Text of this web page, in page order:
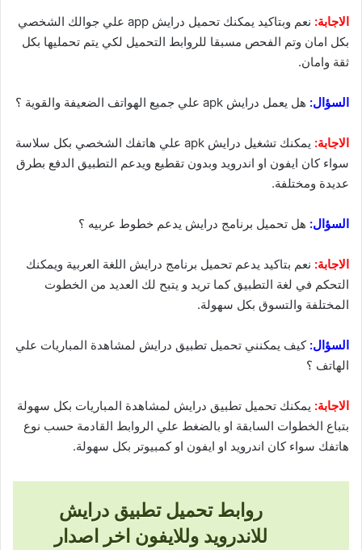
الاجابة:
نعم وبتاكيد يمكنك تحميل درايش app علي جوالك الشخصي
بكل امان وتم الفحص مسبقا للروابط التحميل لكي يتم تحمليها بكل
ثقة وامان.
السؤال: هل يعمل درايش apk علي جميع الهواتف الضعيفة والقوية ؟
الاجابة:
يمكنك تشغيل درايش apk علي هاتفك الشخصي بكل سلاسة
سواء كان ايفون او اندرويد وبدون تقطيع ويدعم التطبيق الدفع بطرق
عديدة ومختلفة.
السؤال: هل تحميل برنامج درايش يدعم خطوط عربيه ؟
الاجابة: نعم بتاكيد يدعم تحميل برنامج درايش اللغة العربية ويمكنك
التحكم في لغة التطبيق كما تريد و يتبح لك العديد من الخطوت
المختلفة والتسوق بكل سهولة.
السؤال:كيف يمكنني تحميل تطبيق درايش لمشاهدة المباريات علي
الهاتف ؟
الاجابة: يمكنك تحميل تطبيق درايش لمشاهدة المباريات بكل سهولة
بتباع الخطوات السابقة او بالضغط علي الروابط القادمة حسب نوع
هاتفك سواء كان اندرويد او ايفون او كمبيوتر بكل سهولة.
روابط تحميل تطبيق درايش
للاندرويد وللايفون اخر اصدار